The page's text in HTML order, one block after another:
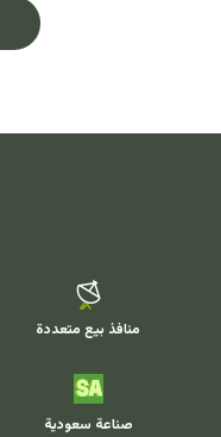
منافذ بيع متعددة
صناعة سعودية